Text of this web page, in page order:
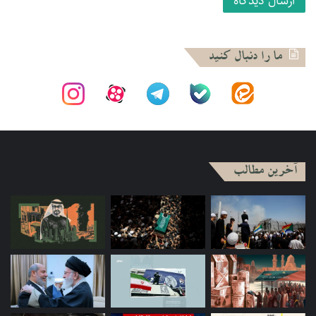
ویژه اینکه آنها در چنین شرایطی احساس امنیت هم می‌کنند.
پژوهش‌های فمینیستی: حجاب مانعی در برابر آزادی زنان و
فعالیت‌هایشان در عرصه عمومی است
در بسیاری از تحقیقات، مطالعات و پژوهش‌هایی که در آن‌ها به
مطالعات و پژوهش‌های مربوط به فعالیت‌های زنان در داخل
جریان‌های اسلامی، تنها بُعد نقش‌آفرینی سیاسی زنان، نقش آن‌ها
در تصمیم‌گیری‌ها و تصمیم‌سازی‌ها و همچنین شکل و ظاهر لباس و
حجاب‌شان، مورد اهتمام قرار گرفته است.
در خصوص مسأله حجاب، «حمید دباشی» استاد دانشگاه
«کلمبیا» تأکید می‌کند: «مسأله حجاب در دانشگاه‌های غربی به
نبرد آزادی برای زنان تبدیل شده است. در واقع، این گزینه که یک
ما را دنبال کنید
آخرین مطالب